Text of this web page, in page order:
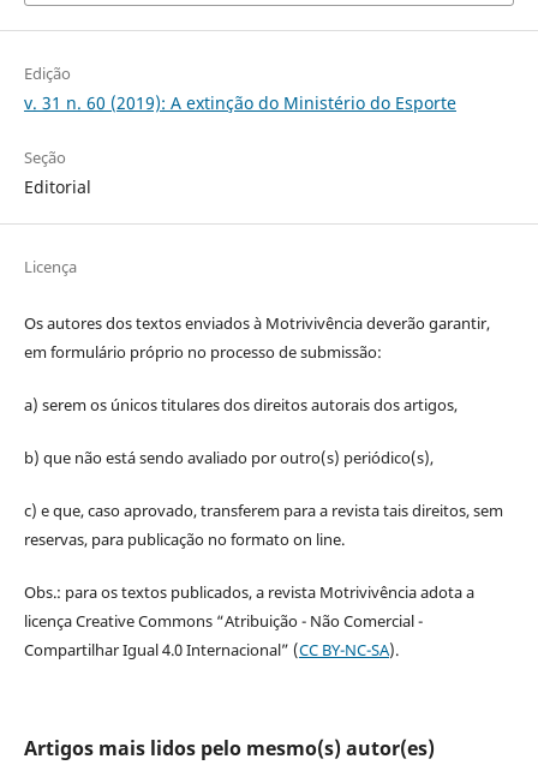
Edição
v. 31 n. 60 (2019): A extinção do Ministério do Esporte
Seção
Editorial
Licença
Os autores dos textos enviados à Motrivivência deverão garantir,
em formulário próprio no processo de submissão:
a) serem os únicos titulares dos direitos autorais dos artigos,
b) que não está sendo avaliado por outro(s) periódico(s),
c) e que, caso aprovado, transferem para a revista tais direitos, sem
reservas, para publicação no formato on line.
Obs.: para os textos publicados, a revista Motrivivência adota a
licença Creative Commons “Atribuição - Não Comercial -
Compartilhar Igual 4.0 Internacional” (CC BY-NC-SA).
Artigos mais lidos pelo mesmo(s) autor(es)